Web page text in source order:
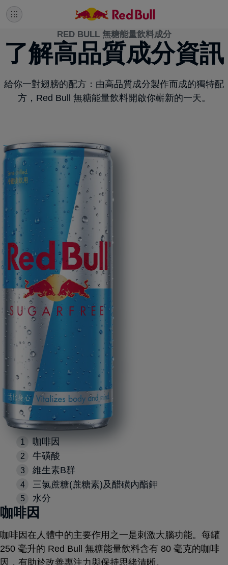
了解高品質成分資訊
RED BULL 無糖能量飲料成分
給你一對翅膀的配方：由高品質成分製作而成的獨特配
方，Red Bull 無糖能量飲料開啟你嶄新的一天。
咖啡因
牛磺酸
維生素B群
三氯蔗糖(蔗糖素)及醋磺內酯鉀
水分
咖啡因
咖啡因在人體中的主要作用之一是刺激大腦功能。每罐
250 毫升的 Red Bull 無糖能量飲料含有 80 毫克的咖啡
因，有助於改善專注力與保持思緒清晰。